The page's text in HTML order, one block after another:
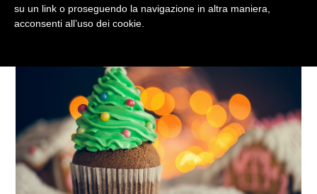
su un link o proseguendo la navigazione in altra maniera,
acconsenti all’uso dei cookie.